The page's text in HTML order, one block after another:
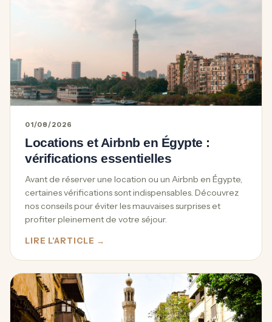
01/08/2026
Locations et Airbnb en Égypte :
vérifications essentielles
Avant de réserver une location ou un Airbnb en Égypte,
certaines vérifications sont indispensables. Découvrez
nos conseils pour éviter les mauvaises surprises et
profiter pleinement de votre séjour.
LIRE L'ARTICLE →